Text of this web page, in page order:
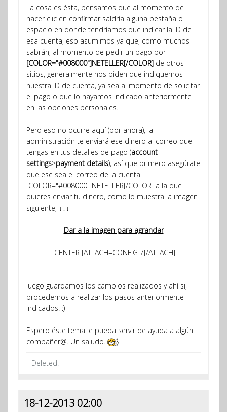
La cosa es ésta, pensamos que al momento de
hacer clic en confirmar saldría alguna pestaña o
espacio en donde tendríamos que indicar la ID de
esa cuenta, eso asumimos ya que, como muchos
sabrán, al momento de pedir un pago por
[COLOR="#008000"]NETELLER[/COLOR] de otros
sitios, generalmente nos piden que indiquemos
nuestra ID de cuenta, ya sea al momento de solicitar
el pago o que lo hayamos indicado anteriormente
en las opciones personales.
Pero eso no ocurre aquí (por ahora), la
administración te enviará ese dinero al correo que
tengas en tus detalles de pago (account
settings>payment details), así que primero asegúrate
que ese sea el correo de la cuenta
[COLOR="#008000"]NETELLER[/COLOR] a la que
quieres enviar tu dinero, como lo muestra la imagen
siguiente, ↓↓↓
Dar a la imagen para agrandar
[CENTER][ATTACH=CONFIG]7[/ATTACH]
luego guardamos los cambios realizados y ahí si,
procedemos a realizar los pasos anteriormente
indicados. :)
Espero éste tema le pueda servir de ayuda a algún
compañer@. Un saludo.
Deleted.
18-12-2013 02:00